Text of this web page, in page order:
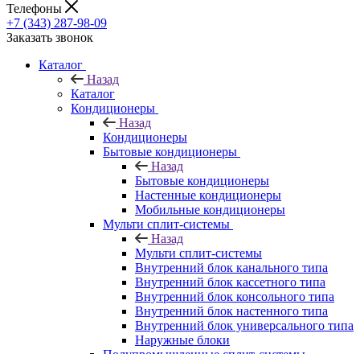
Телефоны
+7 (343) 287-98-09
Заказать звонок
Каталог
Назад
Каталог
Кондиционеры
Назад
Кондиционеры
Бытовые кондиционеры
Назад
Бытовые кондиционеры
Настенные кондиционеры
Мобильные кондиционеры
Мульти сплит-системы
Назад
Мульти сплит-системы
Внутренний блок канального типа
Внутренний блок кассетного типа
Внутренний блок консольного типа
Внутренний блок настенного типа
Внутренний блок универсального типа
Наружные блоки